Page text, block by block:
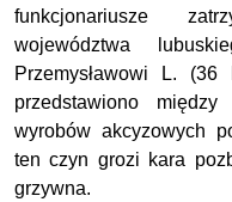
funkcjonariusze
województwa
Przemysławowi L.
przedstawiono
wyrobów akcyzowych
ten czyn grozi kara
grzywna.